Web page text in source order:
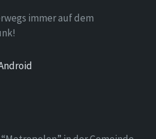
immer auf dem